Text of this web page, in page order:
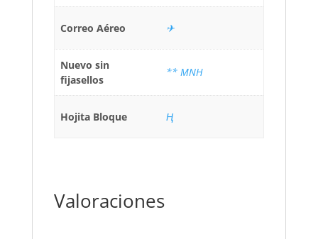
Correo Aéreo ✈
Nuevo sin
fijasellos
** MNH
Hojita Bloque Ң
Valoraciones